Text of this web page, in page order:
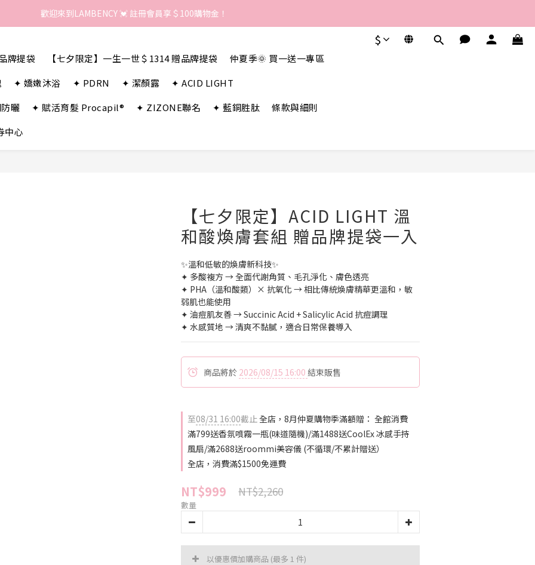
歡迎來到LAMBENCY 💓 註冊會員享＄100購物金！
歡迎來到LAMBENCY 💓 註冊會員享＄100購物金！
歡迎來到LAMBENCY 💓 註冊會員享＄100購物金！
$
牌提袋 【七夕限定】一生一世＄1314 贈品牌提袋
仲夏季🌞 買一送一專區
✦ 嬌嫩沐浴 ✦ PDRN ✦ 潔顏露
✦ ACID LIGHT
曬
✦ 賦活育髮 Procapil® ✦ ZIZONE聯名 ✦ 藍銅胜肽
條款與細則
中心
【七夕限定】ACID LIGHT 溫
和酸煥膚套組 贈品牌提袋一入
✨溫和低敏的煥膚新科技✨
✦ 多酸複方 → 全面代謝角質、毛孔淨化、膚色透亮
✦ PHA（溫和酸類）× 抗氧化 → 相比傳統煥膚精華更溫和，敏
弱肌也能使用
✦ 油痘肌友善 → Succinic Acid + Salicylic Acid 抗痘調理
✦ 水感質地 → 清爽不黏膩，適合日常保養導入
商品將於 2026/08/15 16:00 結束販售
至08/31 16:00截止全店，8月仲夏購物季滿額贈： 全館消費
滿799送香氛噴霧一瓶(味道隨機)/滿1488送CoolEx 冰感手持
風扇/滿2688送roommi美容儀 (不循環/不累計贈送）
全店，消費滿$1500免運費
NT$999 NT$2,260
數量
以優惠價加購商品 (最多 1 件)